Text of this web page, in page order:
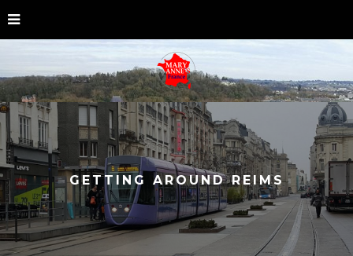
GETTING AROUND REIMS